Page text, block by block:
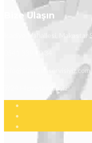
Bize Ulaşın
İcadiye Mahallesi,
info@pimapenservisiyiz.com
7/24 Hizmetinizdeyiz!